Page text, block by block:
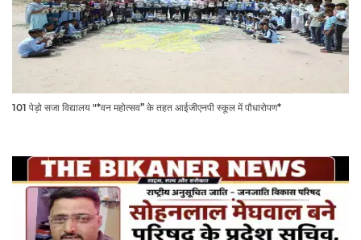
101 पेड़ो सजा विद्यालय "*वन महोत्सव” के तहत आईजीएनपी स्कूल में पौधारोपण*